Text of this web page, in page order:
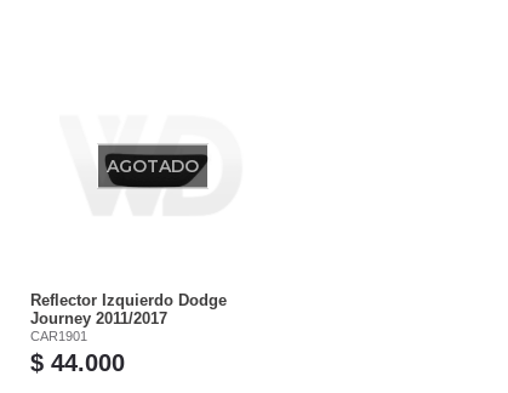
AGOTADO
Reflector Izquierdo Dodge
Journey 2011/2017
CAR1901
$ 44.000